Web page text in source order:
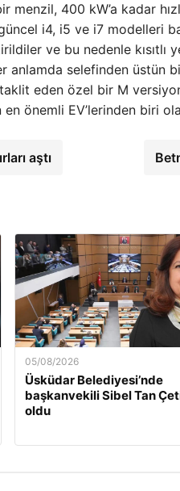
menzil, 400 kW’a kadar
i4, i5 ve i7 modelleri
ve bu nedenle kısıtlı
anlamda selefinden üstün
eden özel bir M
en önemli EV’lerinden biri
aştı
05/08/2026
Üsküdar Belediyesi’nde
başkanvekili Sibel Tan
oldu